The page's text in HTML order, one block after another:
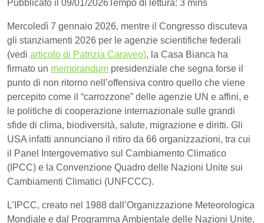
Pubblicato il 09/01/2026Tempo di lettura: 3 mins
Mercoledì 7 gennaio 2026, mentre il Congresso discuteva
gli stanziamenti 2026 per le agenzie scientifiche federali
(vedi articolo di Patrizia Caraveo), la Casa Bianca ha
firmato un memorandum presidenziale che segna forse il
punto di non ritorno nell’offensiva contro quello che viene
percepito come il “carrozzone” delle agenzie UN e affini, e
le politiche di cooperazione internazionale sulle grandi
sfide di clima, biodiversità, salute, migrazione e diritti. Gli
USA infatti annunciano il ritiro da 66 organizzazioni, tra cui
il Panel Intergovernativo sul Cambiamento Climatico
(IPCC) e la Convenzione Quadro delle Nazioni Unite sui
Cambiamenti Climatici (UNFCCC).
L’IPCC, creato nel 1988 dall’Organizzazione Meteorologica
Mondiale e dal Programma Ambientale delle Nazioni Unite,